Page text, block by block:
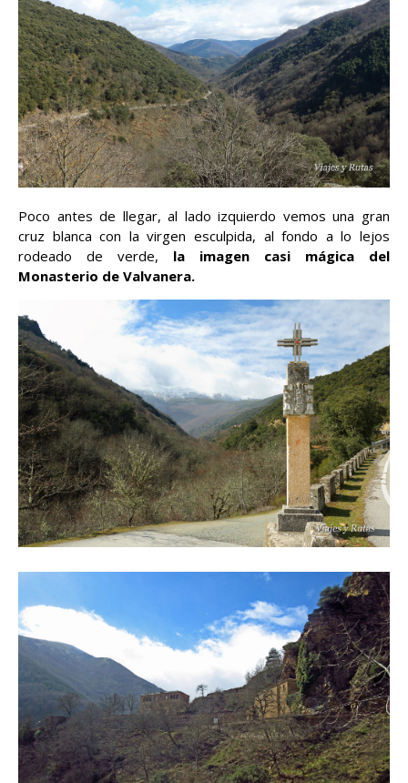
Poco antes de llegar, al lado izquierdo vemos una gran
cruz blanca con la virgen esculpida, al fondo a lo lejos
rodeado de verde, la imagen casi mágica del
Monasterio de Valvanera.